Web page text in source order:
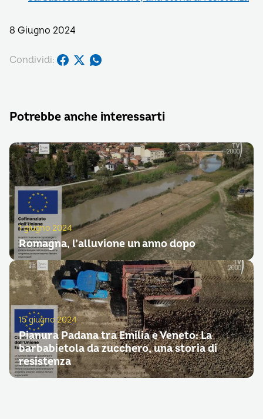
8 Giugno 2024
Condividi:
Potrebbe anche interessarti
1 giugno 2024
Romagna, l’alluvione un anno dopo
15 giugno 2024
Pianura Padana tra Emilia e Veneto: La
barbabietola da zucchero, una storia di
resistenza